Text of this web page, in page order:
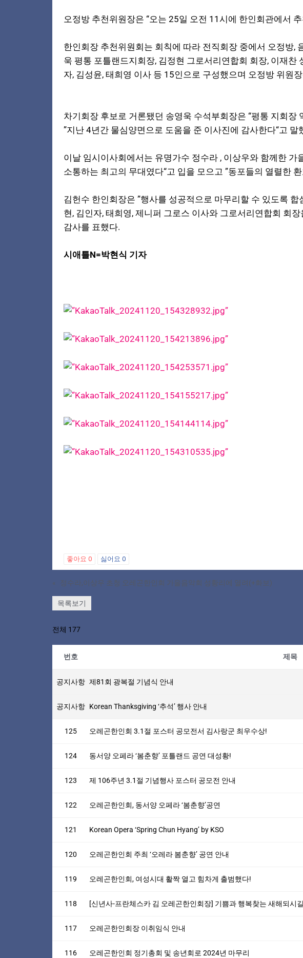
오정방 추천위원장은 “오는 25일 오전 11시에 한인회관에서
한인회장 추천위원회는 회칙에 따라 전직회장 중에서 오정방,
욱 평통 포틀랜드지회장, 김정현 그로서리연합회 회장, 이재
자, 김성윤, 태희영 이사 등 15인으로 구성했으며 오정방 위원
차기회장 후보로 거론됐던 송영욱 수석부회장은 “평통 지회
”지난 4년간 물심양면으로 도움을 준 이사진에 감사한다“고 말
이날 임시이사회에서는 유명가수 정수라 , 이상우와 함께한
소통하는 최고의 무대였다“고 입을 모으고 ”동포들의 열렬한
김헌수 한인회장은 ”행사를 성공적으로 마무리할 수 있도록
현, 김인자, 태희영, 제니퍼 그로스 이사와 그로서리연합회 회
감사를 표했다.
시애틀N=박현식 기자
좋아요 0 싫어요 0
« 정수라,이상우 초청 오레곤한인회 가을음악회 성황리에 열려(+화보)
목록보기
전체 177
번호 제목
공지사항 제81회 광복절 기념식 안내
공지사항 Korean Thanksgiving ‘추석’ 행사 안내
125 오레곤한인회 3.1절 포스터 공모전서 김사랑군 최우수상!
124 동서양 오페라 ‘봄춘향’ 포틀랜드 공연 대성황!
123 제 106주년 3.1절 기념행사 포스터 공모전 안내
122 오레곤한인회, 동서양 오페라 ‘봄춘향’공연
121 Korean Opera ‘Spring Chun Hyang’ by KSO
120 오레곤한인회 주최 ‘오레라 봄춘향’ 공연 안내
119 오레곤한인회, 여성시대 활짝 열고 힘차게 출범했다!
118 [신년사-프란체스카 김 오레곤한인회장] 기쁨과 행복찾는 새해되시길
117 오레곤한인회장 이취임식 안내
116 오레곤한인회 정기총회 및 송년회로 2024년 마무리